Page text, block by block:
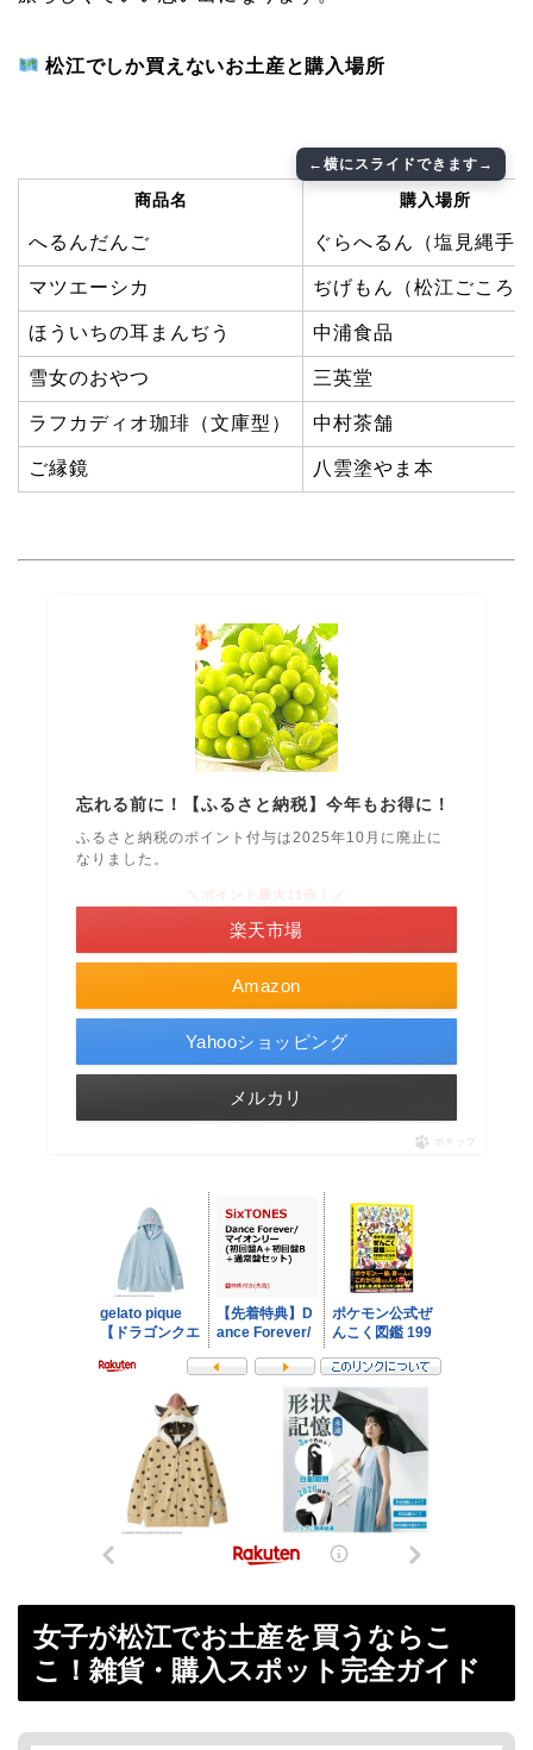
松江でしか買えないお土産と購入場所
商品名 購入場所
へるんだんご ぐらへるん（塩見縄手
マツエーシカ ぢげもん（松江ごころ
ほういちの耳まんぢう 中浦食品
雪女のおやつ 三英堂
ラフカディオ珈琲（文庫型） 中村茶舗
ご縁鏡 八雲塗やま本
忘れる前に！【ふるさと納税】今年もお得に！
ふるさと納税のポイント付与は2025年10月に廃止に
なりました。
Amazon
楽天市場
Yahooショッピング
メルカリ
ポチップ
女子が松江でお土産を買うならこ
こ！雑貨・購入スポット完全ガイド